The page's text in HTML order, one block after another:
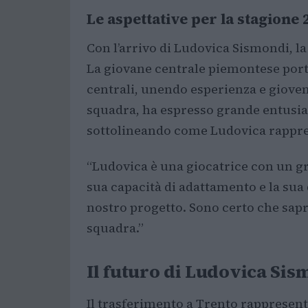
Le aspettative per la stagione
Con l’arrivo di Ludovica Sismondi,
La giovane centrale piemontese
centrali, unendo esperienza e
squadra, ha espresso grande
sottolineando come Ludovica
“Ludovica è una giocatrice con un
sua capacità di adattamento e la
nostro progetto. Sono certo che
squadra.”
Il futuro di Ludovica
Il trasferimento a Trento